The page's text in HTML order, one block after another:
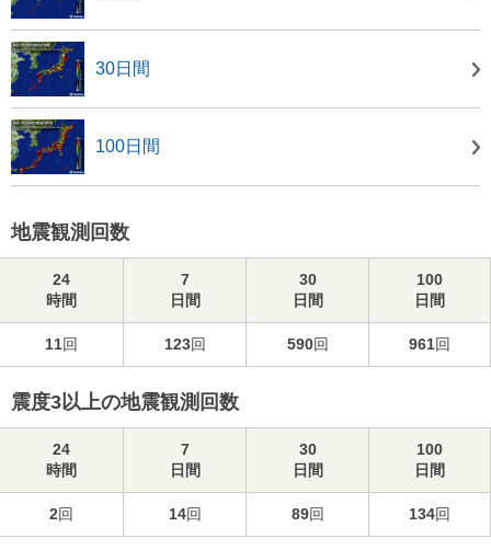
30日間
100日間
地震観測回数
24
時間
7
日間
30
日間
100
日間
11回 123回 590回 961回
震度3以上の地震観測回数
24
時間
7
日間
30
日間
100
日間
2回 14回 89回 134回